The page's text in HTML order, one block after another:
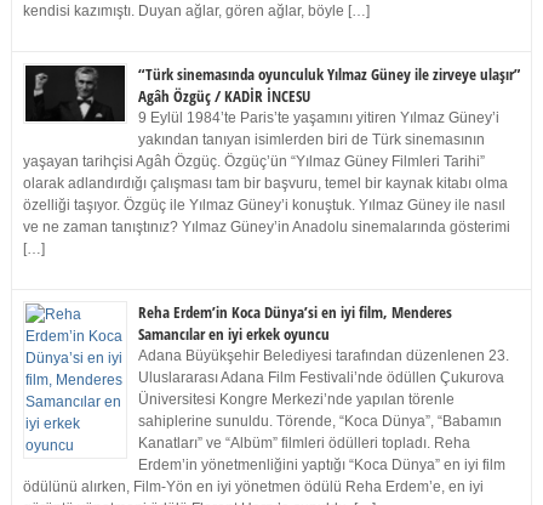
kendisi kazımıştı. Duyan ağlar, gören ağlar, böyle […]
“Türk sinemasında oyunculuk Yılmaz Güney ile zirveye ulaşır”
Agâh Özgüç / KADİR İNCESU
9 Eylül 1984’te Paris’te yaşamını yitiren Yılmaz Güney’i
yakından tanıyan isimlerden biri de Türk sinemasının
yaşayan tarihçisi Agâh Özgüç. Özgüç’ün “Yılmaz Güney Filmleri Tarihi”
olarak adlandırdığı çalışması tam bir başvuru, temel bir kaynak kitabı olma
özelliği taşıyor. Özgüç ile Yılmaz Güney’i konuştuk. Yılmaz Güney ile nasıl
ve ne zaman tanıştınız? Yılmaz Güney’in Anadolu sinemalarında gösterimi
[…]
Reha Erdem’in Koca Dünya’si en iyi film, Menderes
Samancılar en iyi erkek oyuncu
Adana Büyükşehir Belediyesi tarafından düzenlenen 23.
Uluslararası Adana Film Festivali’nde ödüllen Çukurova
Üniversitesi Kongre Merkezi’nde yapılan törenle
sahiplerine sunuldu. Törende, “Koca Dünya”, “Babamın
Kanatları” ve “Albüm” filmleri ödülleri topladı. Reha
Erdem’in yönetmenliğini yaptığı “Koca Dünya” en iyi film
ödülünü alırken, Film-Yön en iyi yönetmen ödülü Reha Erdem’e, en iyi